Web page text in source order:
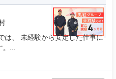
は、 未経験から安定した仕事に
...